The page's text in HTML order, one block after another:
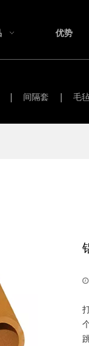
优势
| 间隔套 | 毛